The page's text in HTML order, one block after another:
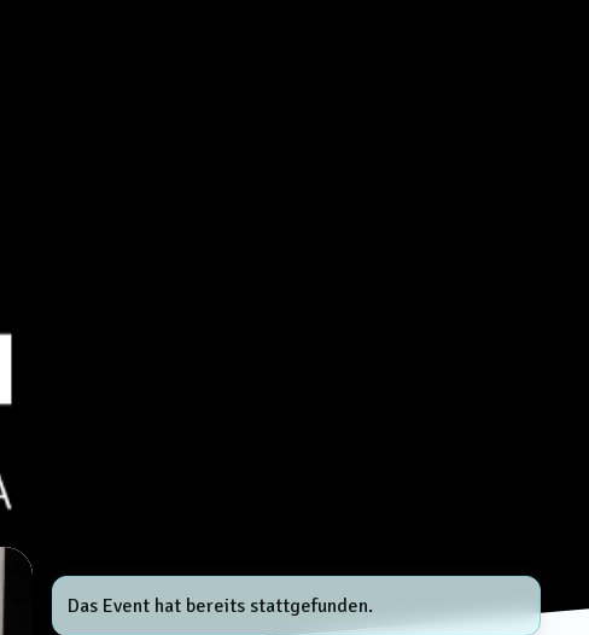
Das Event hat bereits stattgefunden.